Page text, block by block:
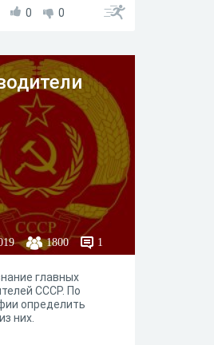
0 0
1800 1
главных
СССР. По
определить
них.